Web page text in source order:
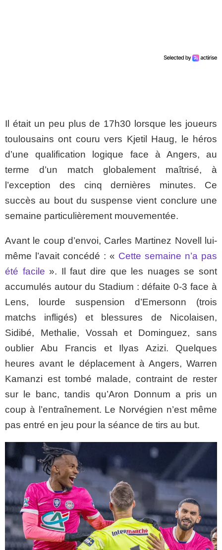
Il était un peu plus de 17h30 lorsque les joueurs
toulousains ont couru vers Kjetil Haug, le héros
d’une qualification logique face à Angers, au
terme d’un match globalement maîtrisé, à
l’exception des cinq dernières minutes. Ce
succès au bout du suspense vient conclure une
semaine particulièrement mouvementée.
Avant le coup d’envoi, Carles Martinez Novell lui-
même l’avait concédé : « Cette semaine n’a pas
été facile ». Il faut dire que les nuages se sont
accumulés autour du Stadium : défaite 0-3 face à
Lens, lourde suspension d’Emersonn (trois
matchs infligés) et blessures de Nicolaisen,
Sidibé, Methalie, Vossah et Dominguez, sans
oublier Abu Francis et Ilyas Azizi. Quelques
heures avant le déplacement à Angers, Warren
Kamanzi est tombé malade, contraint de rester
sur le banc, tandis qu’Aron Donnum a pris un
coup à l’entraînement. Le Norvégien n’est même
pas entré en jeu pour la séance de tirs au but.